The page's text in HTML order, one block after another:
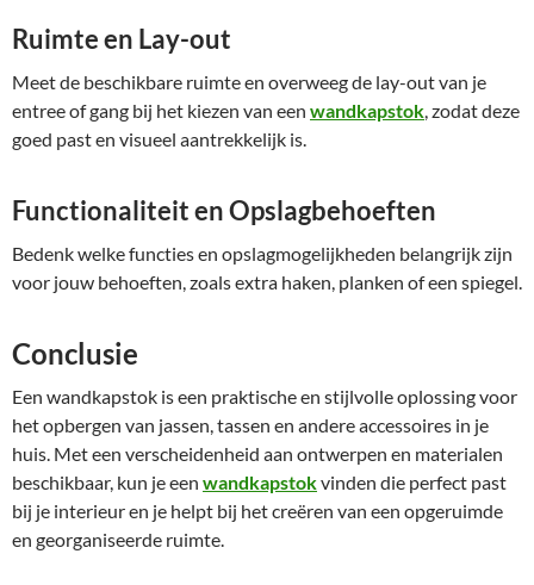
Ruimte en Lay-out
Meet de beschikbare ruimte en overweeg de lay-out van je
entree of gang bij het kiezen van een wandkapstok, zodat deze
goed past en visueel aantrekkelijk is.
Functionaliteit en Opslagbehoeften
Bedenk welke functies en opslagmogelijkheden belangrijk zijn
voor jouw behoeften, zoals extra haken, planken of een spiegel.
Conclusie
Een wandkapstok is een praktische en stijlvolle oplossing voor
het opbergen van jassen, tassen en andere accessoires in je
huis. Met een verscheidenheid aan ontwerpen en materialen
beschikbaar, kun je een wandkapstokvinden die perfect past
bij je interieur en je helpt bij het creëren van een opgeruimde
en georganiseerde ruimte.